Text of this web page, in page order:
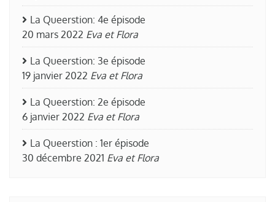
La Queerstion: 4e épisode
20 mars 2022 Eva et Flora
La Queerstion: 3e épisode
19 janvier 2022 Eva et Flora
La Queerstion: 2e épisode
6 janvier 2022 Eva et Flora
La Queerstion : 1er épisode
30 décembre 2021 Eva et Flora